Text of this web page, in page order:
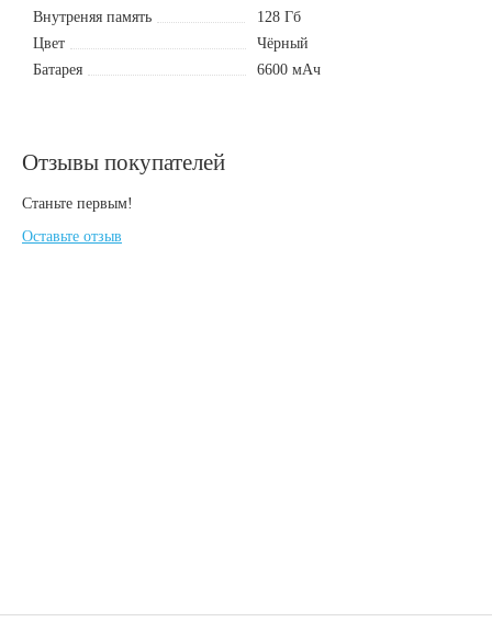
Внутреняя память
128 Гб
Цвет
Чёрный
Батарея
6600 мАч
Отзывы покупателей
Станьте первым!
Оставьте отзыв